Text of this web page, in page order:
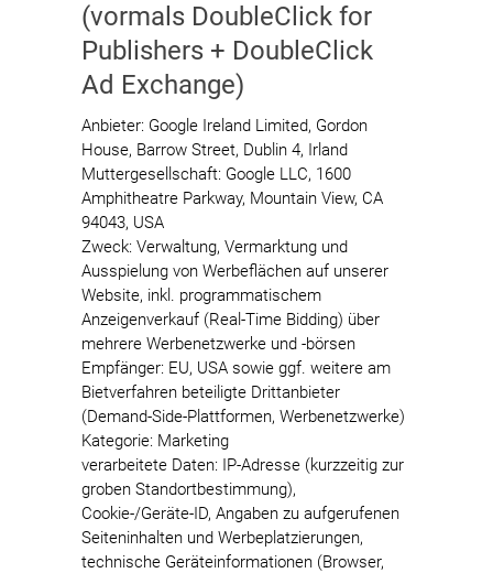
(vormals DoubleClick for
Publishers + DoubleClick
Ad Exchange)
Anbieter: Google Ireland Limited, Gordon
House, Barrow Street, Dublin 4, Irland
Muttergesellschaft: Google LLC, 1600
Amphitheatre Parkway, Mountain View, CA
94043, USA
Zweck: Verwaltung, Vermarktung und
Ausspielung von Werbeflächen auf unserer
Website, inkl. programmatischem
Anzeigenverkauf (Real-Time Bidding) über
mehrere Werbenetzwerke und -börsen
Empfänger: EU, USA sowie ggf. weitere am
Bietverfahren beteiligte Drittanbieter
(Demand-Side-Plattformen, Werbenetzwerke)
Kategorie: Marketing
verarbeitete Daten: IP-Adresse (kurzzeitig zur
groben Standortbestimmung),
Cookie-/Geräte-ID, Angaben zu aufgerufenen
Seiteninhalten und Werbeplatzierungen,
technische Geräteinformationen (Browser,